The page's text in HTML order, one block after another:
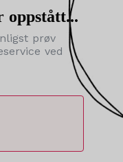
oppstått...
prøv
ved